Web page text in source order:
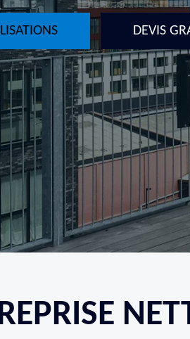
DEVIS